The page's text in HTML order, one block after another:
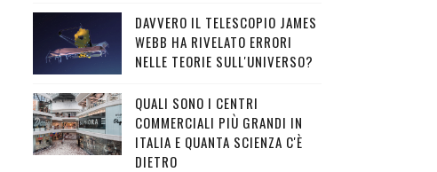
DAVVERO IL TELESCOPIO JAMES
WEBB HA RIVELATO ERRORI
NELLE TEORIE SULL'UNIVERSO?
QUALI SONO I CENTRI
COMMERCIALI PIÙ GRANDI IN
ITALIA E QUANTA SCIENZA C'È
DIETRO